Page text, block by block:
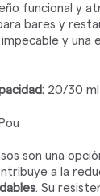
funcional y
bares y
y una
20/30 ml
son una
a la
. Su